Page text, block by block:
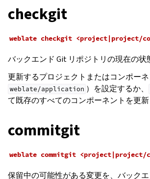
checkgit
weblate checkgit <project|project/
バックエンド Git リポジトリの現在の状
更新するプロジェクトまたはコンポー
weblate/application ）を設定するか、
て既存のすべてのコンポーネントを更新
commitgit
weblate commitgit <project|project/
保留中の可能性がある変更を、バックエ